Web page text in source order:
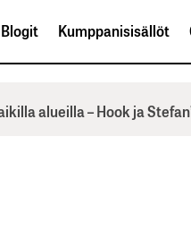
Blogit Kumppanisisällöt
alueilla – Hook ja